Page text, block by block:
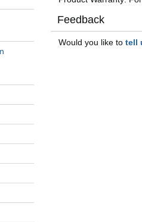
Feedback
Would you like totell